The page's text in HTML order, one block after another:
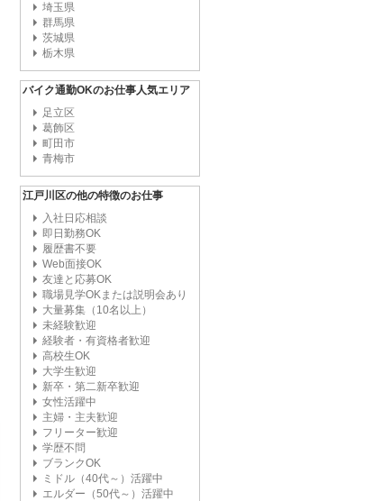
埼玉県
群馬県
茨城県
栃木県
バイク通勤OKのお仕事人気エリア
足立区
葛飾区
町田市
青梅市
江戸川区の他の特徴のお仕事
入社日応相談
即日勤務OK
履歴書不要
Web面接OK
友達と応募OK
職場見学OKまたは説明会あり
大量募集（10名以上）
未経験歓迎
経験者・有資格者歓迎
高校生OK
大学生歓迎
新卒・第二新卒歓迎
女性活躍中
主婦・主夫歓迎
フリーター歓迎
学歴不問
ブランクOK
ミドル（40代～）活躍中
エルダー（50代～）活躍中